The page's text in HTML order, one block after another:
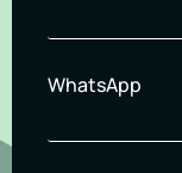
WhatsApp